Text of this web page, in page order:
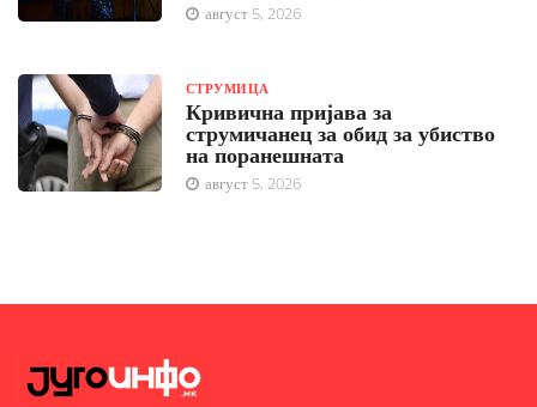
август 5, 2026
СТРУМИЦА
Кривична пријава за
струмичанец за обид за убиство
на поранешната
август 5, 2026